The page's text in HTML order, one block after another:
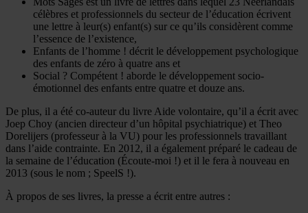
célèbres et professionnels du secteur de l’éducation écrivent
une lettre à leur(s) enfant(s) sur ce qu’ils considèrent comme
l’essence de l’existence,
Enfants de l’homme ! décrit le développement psychologique
des enfants de zéro à quatre ans et
Social ? Compétent ! aborde le développement socio-
émotionnel des enfants entre quatre et douze ans.
De plus, il a été co-auteur du livre Aide volontaire, qu’il a écrit avec
Joep Choy (ancien directeur d’un hôpital psychiatrique) et Theo
Dorelijers (professeur à la VU) pour les professionnels travaillant
dans l’aide contrainte. En 2012, il a également préparé le cadeau de
la semaine de l’éducation (Écoute-moi !) et il le fera à nouveau en
2013 (sous le nom ; SpeelS !).
À propos de ses livres, la presse a écrit entre autres :